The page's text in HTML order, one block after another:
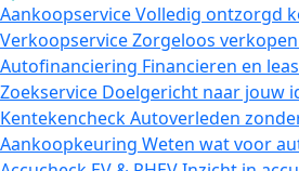
AankoopserviceVolledig ontzorgd
VerkoopserviceZorgeloos
Autofinanciering Financieren en
Zoekservice Doelgericht naar jouw
KentekencheckAutoverleden
Aankoopkeuring Weten wat voor